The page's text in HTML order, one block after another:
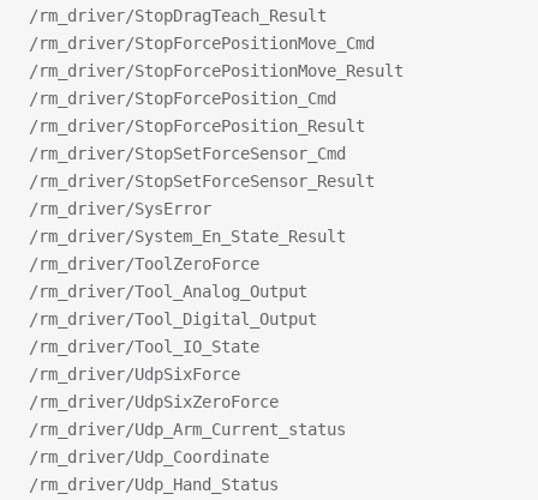
/rm_driver/StopDragTeach_Result
/rm_driver/StopForcePositionMove_Cmd
/rm_driver/StopForcePositionMove_Result
/rm_driver/StopForcePosition_Cmd
/rm_driver/StopForcePosition_Result
/rm_driver/StopSetForceSensor_Cmd
/rm_driver/StopSetForceSensor_Result
/rm_driver/SysError
/rm_driver/System_En_State_Result
/rm_driver/ToolZeroForce
/rm_driver/Tool_Analog_Output
/rm_driver/Tool_Digital_Output
/rm_driver/Tool_IO_State
/rm_driver/UdpSixForce
/rm_driver/UdpSixZeroForce
/rm_driver/Udp_Arm_Current_status
/rm_driver/Udp_Coordinate
/rm_driver/Udp_Hand_Status